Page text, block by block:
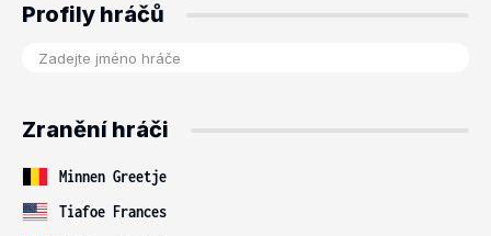
Profily hráčů
Zranění hráči
Minnen Greetje
Tiafoe Frances